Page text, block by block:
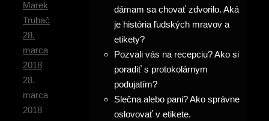
Marek
Trubač
28.
marca
2018
28.
marca
2018
dámam sa chovať zdvorilo. Aká
je história ľudských mravov a
etikety?
Pozvali vás na recepciu? Ako si
poradiť s protokolárnym
podujatím?
Slečna alebo pani? Ako správne
oslovovať v etikete.